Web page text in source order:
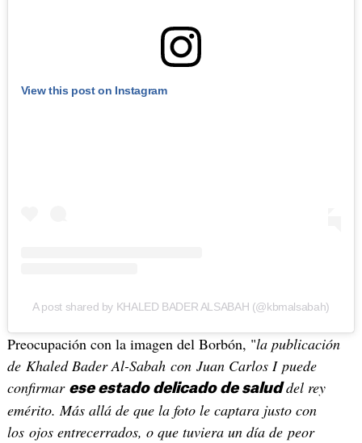
View this post on Instagram
A post shared by KHALED BADER ALSABAH (@kbmalsabah)
Preocupación con la imagen del Borbón, "la publicación
de Khaled Bader Al-Sabah con Juan Carlos I puede
confirmar ese estado delicado de saluddel rey
emérito. Más allá de que la foto le captara justo con
los ojos entrecerrados, o que tuviera un día de peor